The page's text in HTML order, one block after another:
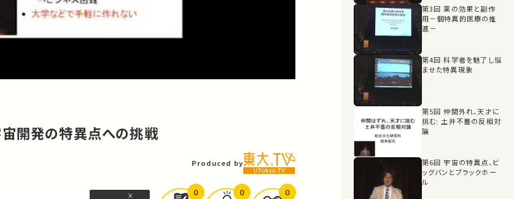
開発の特異点への挑戦
Produced by
0 0 0
第3回 薬の効果と副作
用－個特異的医療の推
進－
第4回 科学者を魅了し悩
ませた特異現象
第5回 仲間外れ、天才に
挑む: 土井不曇の反相対
論
第6回 宇宙の特異点、ビ
ッグバンとブラックホー
ル